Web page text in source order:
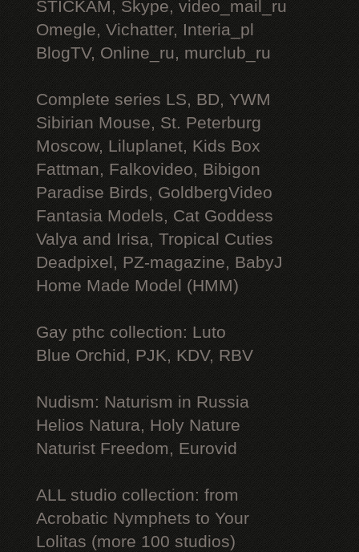
STICKAM, Skype, video_mail_ru
Omegle, Vichatter, Interia_pl
BlogTV, Online_ru, murclub_ru
Complete series LS, BD, YWM
Sibirian Mouse, St. Peterburg
Moscow, Liluplanet, Kids Box
Fattman, Falkovideo, Bibigon
Paradise Birds, GoldbergVideo
Fantasia Models, Cat Goddess
Valya and Irisa, Tropical Cuties
Deadpixel, PZ-magazine, BabyJ
Home Made Model (HMM)
Gay рthс collection: Luto
Blue Orchid, PJK, KDV, RBV
Nudism: Naturism in Russia
Helios Natura, Holy Nature
Naturist Freedom, Eurovid
ALL studio collection: from
Acrobatic Nymрhеts to Your
Lоlitаs (more 100 studios)